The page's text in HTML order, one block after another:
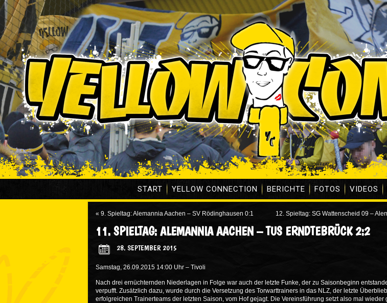
START YELLOW CONNECTION BERICHTE FOTOS VIDEOS
« 9. Spieltag: Alemannia Aachen – SV Rödinghausen 0:1 12. Spieltag: SG Wattenscheid 09 –
11. SPIELTAG: ALEMANNIA AACHEN – TUS ERNDTEBRÜCK 2:2
28. SEPTEMBER 2015
Samstag, 26.09.2015 14:00 Uhr – Tivoli
Nach drei ernüchternden Niederlagen in Folge war auch der letzte Funke, der zu Saisonbeginn
verpufft. Zusätzlich dazu, wurde durch die Versetzung des Torwarttrainers in das NLZ, der letzte
erfolgreichen Trainerteams der letzten Saison, vom Hof gejagt. Die Vereinsführung setzt also mal wieder